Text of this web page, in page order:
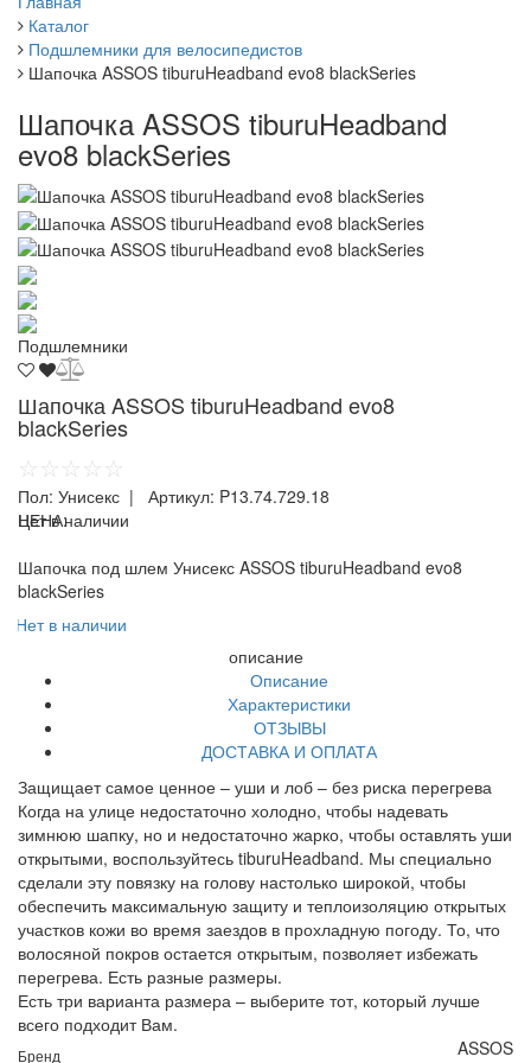
Каталог
Подшлемники для велосипедистов
Шапочка ASSOS tiburuHeadband evo8 blackSeries
Шапочка ASSOS tiburuHeadband
evo8 blackSeries
Подшлемники
Шапочка ASSOS tiburuHeadband evo8
blackSeries
☆☆☆☆☆
Пол: Унисекс | Артикул: P13.74.729.18
ЦЕНА:
Нет в наличии
Шапочка под шлем Унисекс ASSOS tiburuHeadband evo8
blackSeries
Нет в наличии
описание
Описание
Характеристики
ОТЗЫВЫ
ДОСТАВКА И ОПЛАТА
Защищает самое ценное – уши и лоб – без риска перегрева
Когда на улице недостаточно холодно, чтобы надевать
зимнюю шапку, но и недостаточно жарко, чтобы оставлять уши
открытыми, воспользуйтесь tiburuHeadband. Мы специально
сделали эту повязку на голову настолько широкой, чтобы
обеспечить максимальную защиту и теплоизоляцию открытых
участков кожи во время заездов в прохладную погоду. То, что
волосяной покров остается открытым, позволяет избежать
перегрева. Есть разные размеры.
Есть три варианта размера – выберите тот, который лучше
всего подходит Вам.
Бренд ASSOS